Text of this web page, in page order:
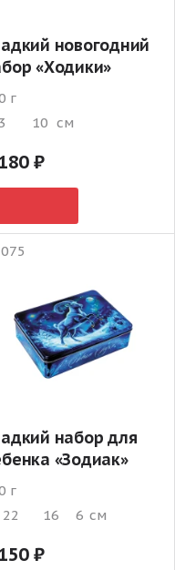
новогодний
«Ходики»
г
10 см
набор для
«Зодиак»
г
22
16 6 см